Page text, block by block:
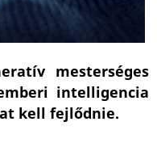
mesterséges
intelligencia
kell fejlődnie.